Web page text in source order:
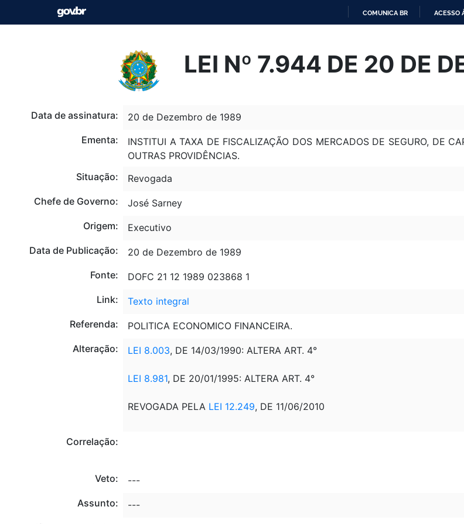
O
CONTEÚDO
COMUNICA BR ACESSO
LEI Nº 7.944 DE 20 DE
Data de assinatura:
20 de Dezembro de 1989
Ementa:
INSTITUI A TAXA DE FISCALIZAÇÃO DOS MERCADOS DE SEGURO, DE
OUTRAS PROVIDÊNCIAS.
Situação:
Revogada
Chefe de Governo:
José Sarney
Origem:
Executivo
Data de Publicação:
20 de Dezembro de 1989
Fonte:
DOFC 21 12 1989 023868 1
Link:
Texto integral
Referenda:
POLITICA ECONOMICO FINANCEIRA.
Alteração:
LEI 8.003, DE 14/03/1990: ALTERA ART. 4°
LEI 8.981, DE 20/01/1995: ALTERA ART. 4°
REVOGADA PELA LEI 12.249, DE 11/06/2010
Correlação:
Veto:
---
Assunto:
---